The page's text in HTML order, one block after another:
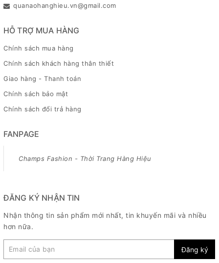
quanaohanghieu.vn@gmail.com
HỖ TRỢ MUA HÀNG
Chính sách mua hàng
Chính sách khách hàng thân thiết
Giao hàng - Thanh toán
Chính sách bảo mật
Chính sách đổi trả hàng
FANPAGE
Champs Fashion - Thời Trang Hàng Hiệu
ĐĂNG KÝ NHẬN TIN
Nhận thông tin sản phẩm mới nhất, tin khuyến mãi và nhiều
hơn nữa.
Đăng ký